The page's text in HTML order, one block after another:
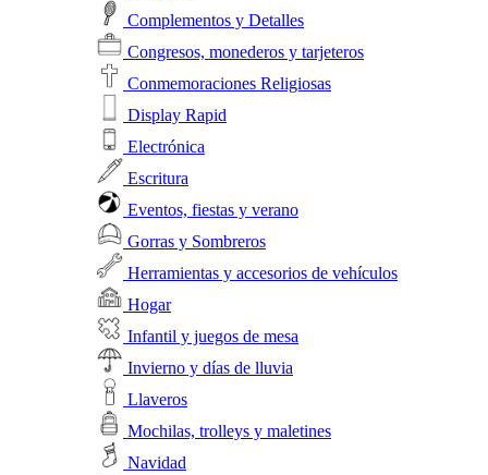
Complementos y Detalles
Congresos, monederos y tarjeteros
Conmemoraciones Religiosas
Display Rapid
Electrónica
Escritura
Eventos, fiestas y verano
Gorras y Sombreros
Herramientas y accesorios de vehículos
Hogar
Infantil y juegos de mesa
Invierno y días de lluvia
Llaveros
Mochilas, trolleys y maletines
Navidad